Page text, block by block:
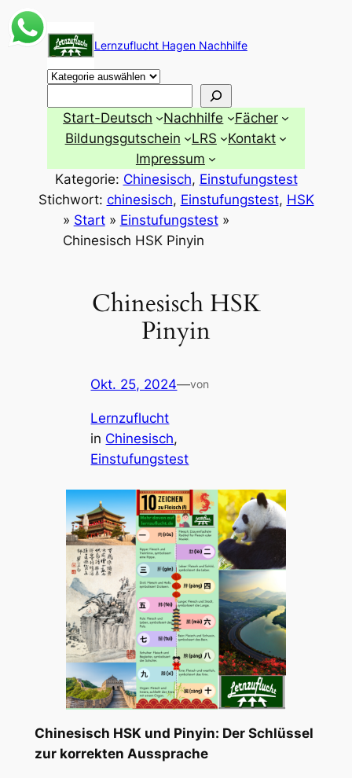
Zum
Inhalt
springen
Lernzuflucht Hagen Nachhilfe
Start-Deutsch Nachhilfe
Fächer
Bildungsgutschein
LRS
Kontakt
Impressum
Kategorie: Chinesisch, Einstufungstest
Stichwort: chinesisch, Einstufungstest, HSK
» Start» Einstufungstest»
Chinesisch HSK Pinyin
Chinesisch HSK
Pinyin
Okt. 25, 2024—von
Lernzuflucht
in Chinesisch
Einstufungstest
Chinesisch HSK und Pinyin: Der Schlüssel
zur korrekten Aussprache